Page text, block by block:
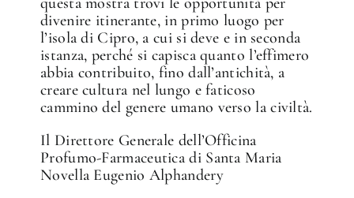
divenire itinerante, in primo luogo per
l’isola di Cipro, a cui si deve e in seconda
istanza, perché si capisca quanto l’effimero
abbia contribuito, fino dall’antichità, a
creare cultura nel lungo e faticoso
cammino del genere umano verso la civiltà.
Il Direttore Generale dell’Officina
Profumo-Farmaceutica di Santa Maria
Novella Eugenio Alphandery